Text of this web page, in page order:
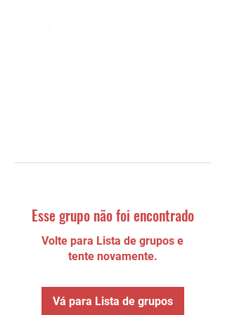
Esse grupo não foi encontrado
Volte para Lista de grupos e
tente novamente.
Vá para Lista de grupos